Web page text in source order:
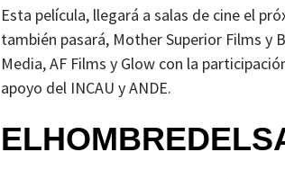
Esta película, llegará a salas de cine el
también pasará, Mother Superior Films
Media, AF Films y Glow con la
apoyo del INCAU y ANDE.